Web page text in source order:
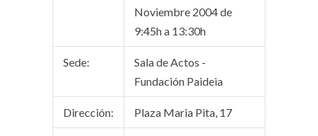
Noviembre 2004 de
9:45h a 13:30h
Sede:
Sala de Actos -
Fundación Paideia
Dirección: Plaza Maria Pita, 17